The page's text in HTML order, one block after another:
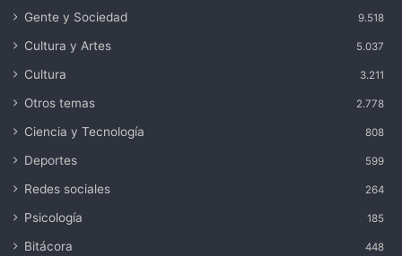
Gente y Sociedad 9.518
Cultura y Artes 5.037
Cultura 3.211
Otros temas 2.778
Ciencia y Tecnología 808
Deportes 599
Redes sociales 264
Psicología 185
Bitácora 448